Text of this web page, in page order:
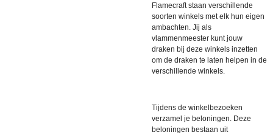
Flamecraft staan verschillende
soorten winkels met elk hun eigen
ambachten. Jij als
vlammenmeester kunt jouw
draken bij deze winkels inzetten
om de draken te laten helpen in de
verschillende winkels.
Tijdens de winkelbezoeken
verzamel je beloningen. Deze
beloningen bestaan uit